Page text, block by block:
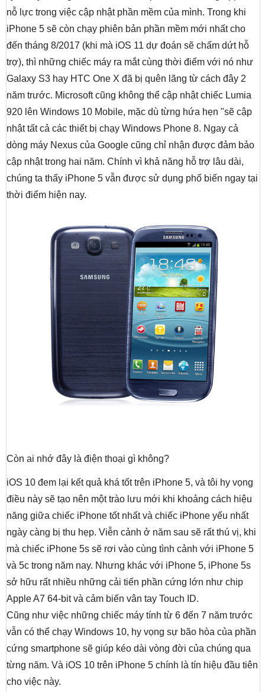
nỗ lực trong việc cập nhật phần mềm của mình. Trong khi
iPhone 5 sẽ còn chạy phiên bản phần mềm mới nhất cho
đến tháng 8/2017 (khi mà iOS 11 dự đoán sẽ chấm dứt hỗ
trợ), thì những chiếc máy ra mắt cùng thời điểm với nó như
Galaxy S3 hay HTC One X đã bị quên lãng từ cách đây 2
năm trước. Microsoft cũng không thể cập nhật chiếc Lumia
920 lên Windows 10 Mobile, mặc dù từng hứa hẹn "sẽ cập
nhật tất cả các thiết bị chạy Windows Phone 8. Ngay cả
dòng máy Nexus của Google cũng chỉ nhận được đảm bảo
cập nhật trong hai năm. Chính vì khả năng hỗ trợ lâu dài,
chúng ta thấy iPhone 5 vẫn được sử dụng phổ biến ngay tại
thời điểm hiện nay.
Còn ai nhớ đây là điện thoại gì không?
iOS 10 đem lại kết quả khá tốt trên iPhone 5, và tôi hy vọng
điều này sẽ tạo nên một trào lưu mới khi khoảng cách hiệu
năng giữa chiếc iPhone tốt nhất và chiếc iPhone yếu nhất
ngày càng bị thu hẹp. Viễn cảnh ở năm sau sẽ rất thú vị, khi
mà chiếc iPhone 5s sẽ rơi vào cùng tình cảnh với iPhone 5
và 5c trong năm nay. Nhưng khác với iPhone 5, iPhone 5s
sở hữu rất nhiều những cải tiến phần cứng lớn như chip
Apple A7 64-bit và cảm biến vân tay Touch ID.
Cũng như việc những chiếc máy tính từ 6 đến 7 năm trước
vẫn có thể chạy Windows 10, hy vọng sự bão hòa của phần
cứng smartphone sẽ giúp kéo dài vòng đời của chúng qua
từng năm. Và iOS 10 trên iPhone 5 chính là tín hiệu đầu tiên
cho việc này.